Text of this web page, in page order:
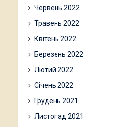
Червень 2022
Травень 2022
Квітень 2022
Березень 2022
Лютий 2022
Січень 2022
Грудень 2021
Листопад 2021